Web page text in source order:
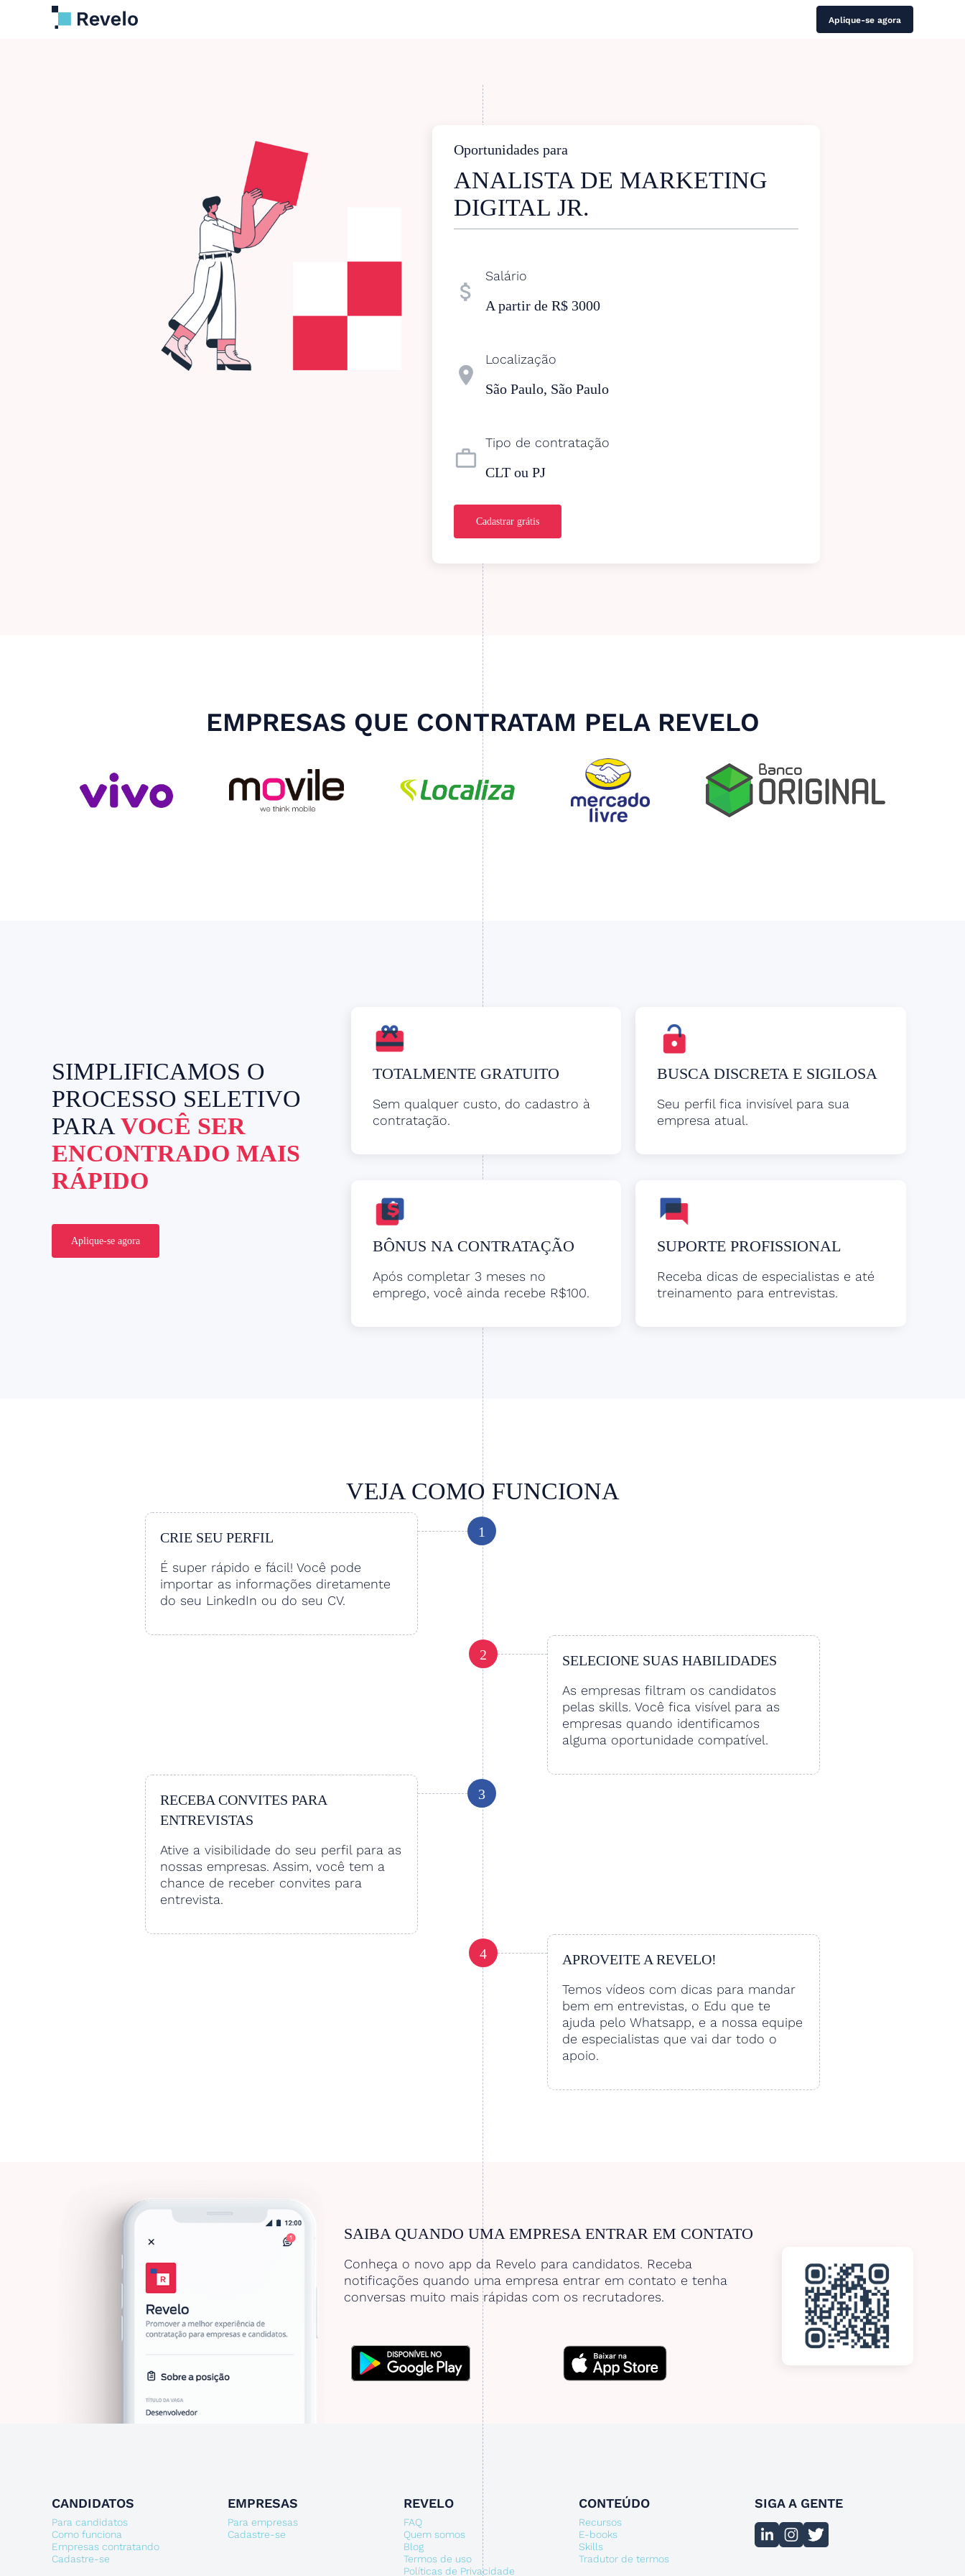
Aplique-se agora
Oportunidades para
ANALISTA DE MARKETING
DIGITAL JR.
attach_money
Salário
A partir de R$ 3000
location_on
Localização
São Paulo, São Paulo
work_outline
Tipo de contratação
CLT ou PJ
Cadastrar grátis
EMPRESAS QUE CONTRATAM PELA REVELO
SIMPLIFICAMOS O
PROCESSO SELETIVO
PARA VOCÊ SER
ENCONTRADO MAIS
RÁPIDO
Aplique-se agora
TOTALMENTE GRATUITO
Sem qualquer custo, do cadastro à
contratação.
BUSCA DISCRETA E SIGILOSA
Seu perfil fica invisível para sua
empresa atual.
BÔNUS NA CONTRATAÇÃO
Após completar 3 meses no
emprego, você ainda recebe R$100.
SUPORTE PROFISSIONAL
Receba dicas de especialistas e até
treinamento para entrevistas.
VEJA COMO FUNCIONA
1
CRIE SEU PERFIL
É super rápido e fácil! Você pode
importar as informações diretamente
do seu LinkedIn ou do seu CV.
2 SELECIONE SUAS HABILIDADES
As empresas filtram os candidatos
pelas skills. Você fica visível para as
empresas quando identificamos
alguma oportunidade compatível.
3
RECEBA CONVITES PARA
ENTREVISTAS
Ative a visibilidade do seu perfil para as
nossas empresas. Assim, você tem a
chance de receber convites para
entrevista.
4 APROVEITE A REVELO!
Temos vídeos com dicas para mandar
bem em entrevistas, o Edu que te
ajuda pelo Whatsapp, e a nossa equipe
de especialistas que vai dar todo o
apoio.
SAIBA QUANDO UMA EMPRESA ENTRAR EM CONTATO
Conheça o novo app da Revelo para candidatos. Receba
notificações quando uma empresa entrar em contato e tenha
conversas muito mais rápidas com os recrutadores.
CANDIDATOS
Para candidatos
Como funciona
Empresas contratando
Cadastre-se
EMPRESAS
Para empresas
Cadastre-se
REVELO
FAQ
Quem somos
Blog
Termos de uso
Políticas de Privacidade
CONTEÚDO
Recursos
E-books
Skills
Tradutor de termos
SIGA A GENTE